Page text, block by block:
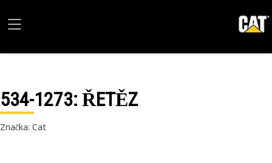
534-1273: ŘETĚZ
Značka: Cat